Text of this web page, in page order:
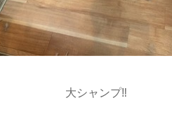
大シャンプ‼️